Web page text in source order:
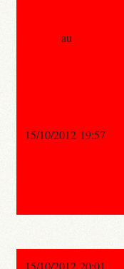
au
15/10/2012 19:57
15/10/2012 20:01